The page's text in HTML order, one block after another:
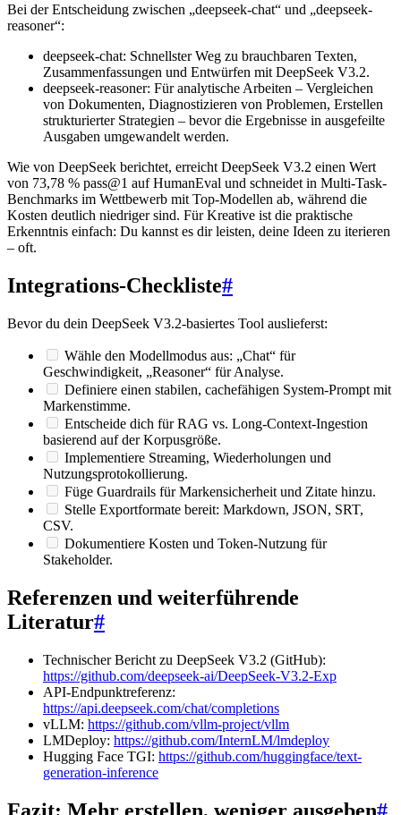
Bei der Entscheidung zwischen „deepseek-chat“ und „deepseek-
reasoner“:
deepseek-chat: Schnellster Weg zu brauchbaren Texten,
Zusammenfassungen und Entwürfen mit DeepSeek V3.2.
deepseek-reasoner: Für analytische Arbeiten – Vergleichen
von Dokumenten, Diagnostizieren von Problemen, Erstellen
strukturierter Strategien – bevor die Ergebnisse in ausgefeilte
Ausgaben umgewandelt werden.
Wie von DeepSeek berichtet, erreicht DeepSeek V3.2 einen Wert
von 73,78 % pass@1 auf HumanEval und schneidet in Multi-Task-
Benchmarks im Wettbewerb mit Top-Modellen ab, während die
Kosten deutlich niedriger sind. Für Kreative ist die praktische
Erkenntnis einfach: Du kannst es dir leisten, deine Ideen zu iterieren
– oft.
Integrations-Checkliste#
Bevor du dein DeepSeek V3.2-basiertes Tool auslieferst:
Wähle den Modellmodus aus: „Chat“ für
Geschwindigkeit, „Reasoner“ für Analyse.
Definiere einen stabilen, cachefähigen System-Prompt mit
Markenstimme.
Entscheide dich für RAG vs. Long-Context-Ingestion
basierend auf der Korpusgröße.
Implementiere Streaming, Wiederholungen und
Nutzungsprotokollierung.
Füge Guardrails für Markensicherheit und Zitate hinzu.
Stelle Exportformate bereit: Markdown, JSON, SRT,
CSV.
Dokumentiere Kosten und Token-Nutzung für
Stakeholder.
Referenzen und weiterführende
Literatur#
Technischer Bericht zu DeepSeek V3.2 (GitHub):
https://github.com/deepseek-ai/DeepSeek-V3.2-Exp
API-Endpunktreferenz:
https://api.deepseek.com/chat/completions
vLLM: https://github.com/vllm-project/vllm
LMDeploy: https://github.com/InternLM/lmdeploy
Hugging Face TGI: https://github.com/huggingface/text-
generation-inference